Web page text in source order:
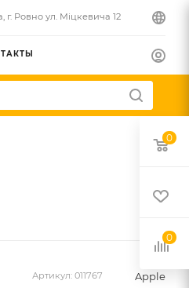
г. Ровно ул. Міцкевича 12
Артикул: 011767 Apple
0
0